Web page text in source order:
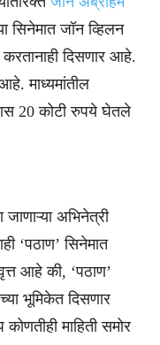
जॉन व्हिलन
दिसणार आहे.
माध्यमांतील
20 कोटी रुपये घेतले
अभिनेत्री
‘पठाण’ सिनेमात
आहे की, ‘पठाण’
भूमिकेत दिसणार
माहिती समोर